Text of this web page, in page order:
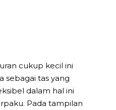
cukup kecil ini
sebagai tas yang
dalam hal ini
Pada tampilan